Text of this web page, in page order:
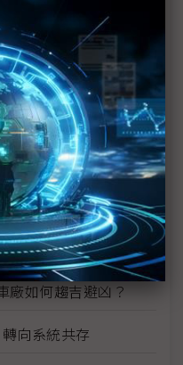
普政策強調尊重、合
灣供應鏈有望無縫接
加速推動相關政策改
吹？
頭已經洗下去了
如何趨吉避凶？
向系統共存